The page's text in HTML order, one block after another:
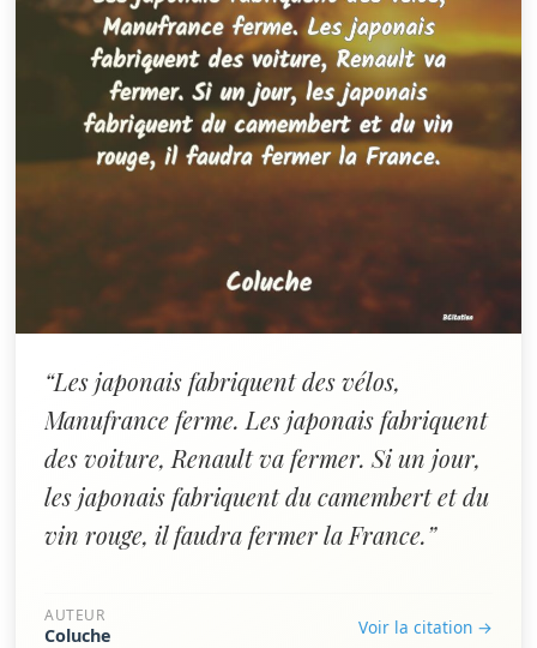
“Les japonais fabriquent des vélos,
Manufrance ferme. Les japonais fabriquent
des voiture, Renault va fermer. Si un jour,
les japonais fabriquent du camembert et du
vin rouge, il faudra fermer la France.”
AUTEUR
Coluche Voir la citation →